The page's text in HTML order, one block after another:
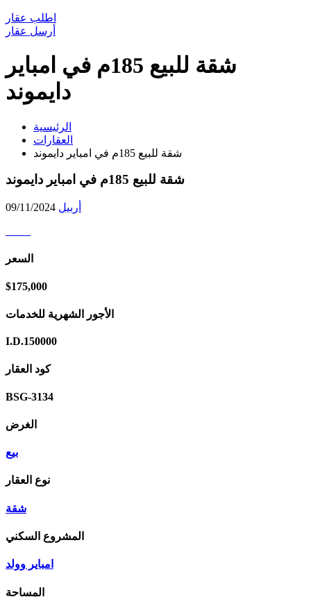
اطلب عقار
أرسل عقار
شقة للبیع 185م في امبایر
دایموند
الرئيسية
العقارات
شقة للبیع 185م في امبایر دایموند
شقة للبیع 185م في امبایر دایموند
أربيل 09/11/2024
السعر
$175,000
الأجور الشهرية للخدمات
I.D.150000
كود العقار
BSG-3134
الغرض
بيع
نوع العقار
شقة
المشروع السكني
امبایر وولد
المساحة